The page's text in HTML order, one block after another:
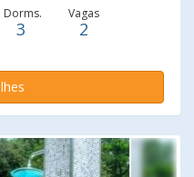
Alvinópolis, ideal para
centro da cidade e das
Dorms.
3
Vagas
2